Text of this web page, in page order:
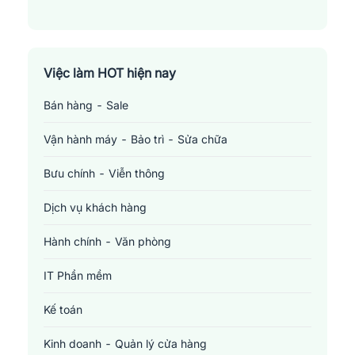
Việc làm HOT hiện nay
Bán hàng - Sale
Vận hành máy - Bảo trì - Sửa chữa
Bưu chính - Viễn thông
Dịch vụ khách hàng
Hành chính - Văn phòng
IT Phần mềm
Kế toán
Kinh doanh - Quản lý cửa hàng